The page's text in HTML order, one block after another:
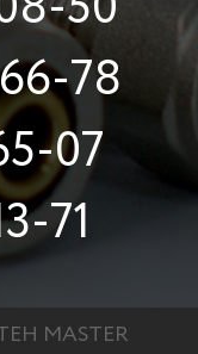
78
07
71
MASTER